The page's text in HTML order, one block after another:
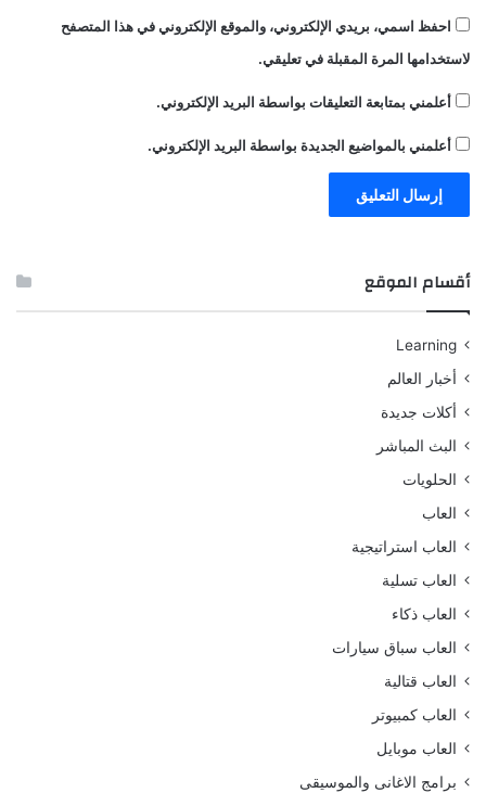
احفظ اسمي، بريدي الإلكتروني، والموقع الإلكتروني في هذا المتصفح
لاستخدامها المرة المقبلة في تعليقي.
أعلمني بمتابعة التعليقات بواسطة البريد الإلكتروني.
أعلمني بالمواضيع الجديدة بواسطة البريد الإلكتروني.
أقسام الموقع
Learning
أخبار العالم
أكلات جديدة
البث المباشر
الحلويات
العاب
العاب استراتيجية
العاب تسلية
العاب ذكاء
العاب سباق سيارات
العاب قتالية
العاب كمبيوتر
العاب موبايل
برامج الاغانى والموسيقى